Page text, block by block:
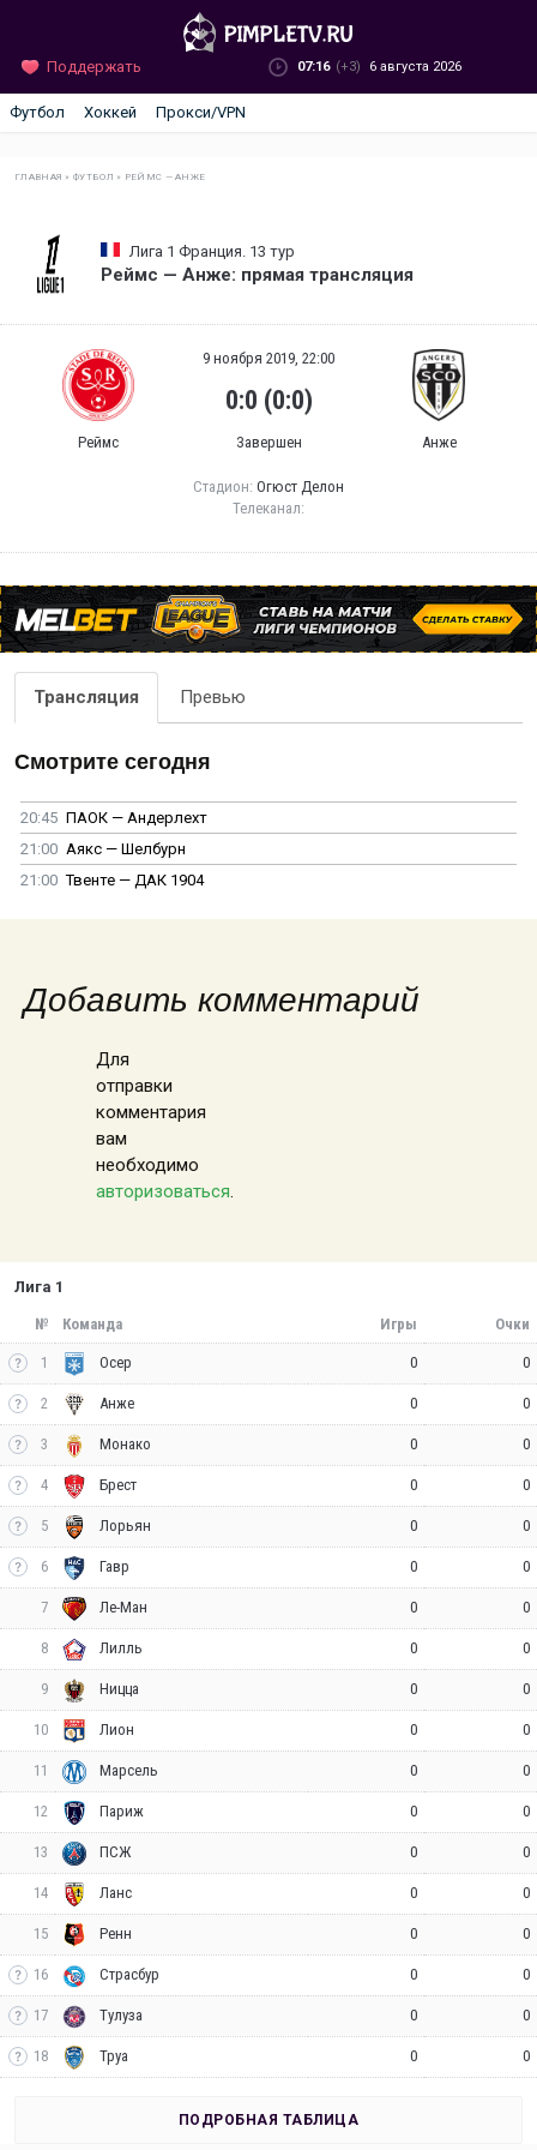
Поддержать 07:16 (+3) 6 августа 2026
Футбол Хоккей Прокси/VPN
ГЛАВНАЯ »ФУТБОЛ » РЕЙМС — АНЖЕ
Лига 1 Франция. 13 тур
Реймс — Анже: прямая трансляция
Реймс
9 ноября 2019, 22:00
0:0 (0:0)
Завершен Анже
Стадион: Огюст Делон
Телеканал:
Трансляция Превью
Смотрите сегодня
20:45 ПАОК — Андерлехт
21:00 Аякс — Шелбурн
21:00 Твенте — ДАК 1904
Добавить комментарий
Для
отправки
комментария
вам
необходимо
авторизоваться.
Лига 1
№ Команда Игры Очки
1 Осер 0 0
2 Анже 0 0
3 Монако 0 0
4 Брест 0 0
5 Лорьян 0 0
6 Гавр 0 0
7 Ле-Ман 0 0
8 Лилль 0 0
9 Ницца 0 0
10 Лион 0 0
11 Марсель 0 0
12 Париж 0 0
13 ПСЖ 0 0
14 Ланс 0 0
15 Ренн 0 0
16 Страсбур 0 0
17 Тулуза 0 0
18 Труа 0 0
ПОДРОБНАЯ ТАБЛИЦА